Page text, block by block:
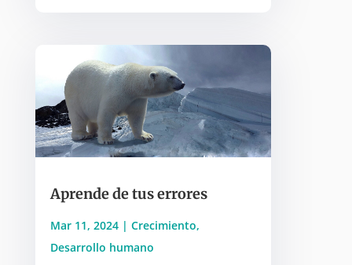
Aprende de tus errores
Mar 11, 2024| Crecimiento,
Desarrollo humano